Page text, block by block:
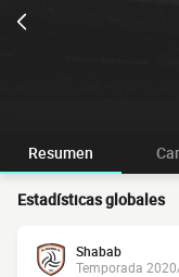
Resumen
Estadísticas globales
Shabab
Temporada